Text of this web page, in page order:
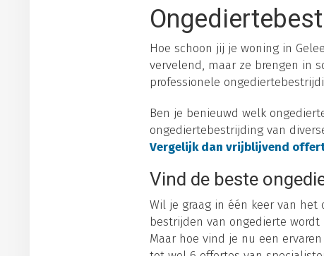
Hoe schoon jij je woning in
vervelend, maar ze brengen in
professionele
Ben je benieuwd welk
ongediertebestrijding van
Vergelijk dan vrijblijvend
Vind de beste
Wil je graag in één keer van
bestrijden van ongedierte
Maar hoe vind je nu een